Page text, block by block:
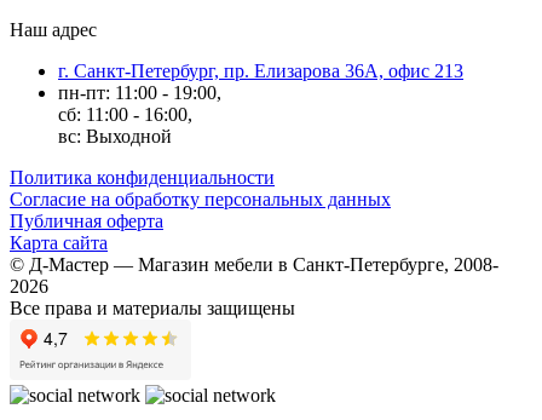
Наш адрес
г. Санкт-Петербург, пр. Елизарова 36А, офис 213
пн-пт: 11:00 - 19:00,
сб: 11:00 - 16:00,
вс: Выходной
Политика конфиденциальности
Согласие на обработку персональных данных
Публичная оферта
Карта сайта
© Д-Мастер — Магазин мебели в Санкт-Петербурге, 2008-
2026
Все права и материалы защищены